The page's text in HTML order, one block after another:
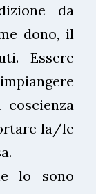
da
dono, il
Essere
la/le
lo sono